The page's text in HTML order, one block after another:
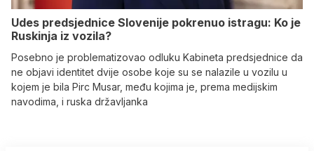
Udes predsjednice Slovenije pokrenuo istragu: Ko je
Ruskinja iz vozila?
Posebno je problematizovao odluku Kabineta predsjednice da
ne objavi identitet dvije osobe koje su se nalazile u vozilu u
kojem je bila Pirc Musar, među kojima je, prema medijskim
navodima, i ruska državljanka